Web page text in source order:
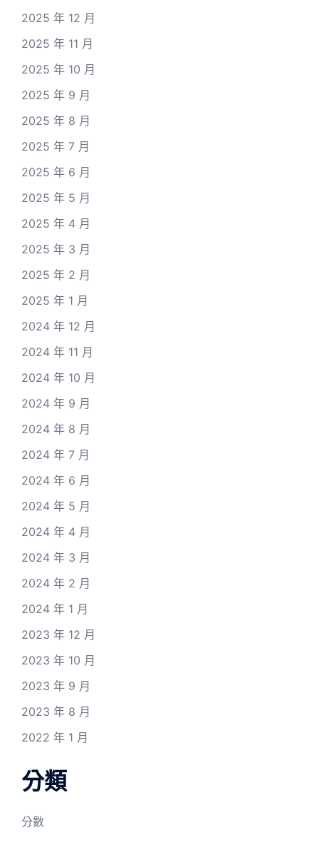
2025 年 12 月
2025 年 11 月
2025 年 10 月
2025 年 9 月
2025 年 8 月
2025 年 7 月
2025 年 6 月
2025 年 5 月
2025 年 4 月
2025 年 3 月
2025 年 2 月
2025 年 1 月
2024 年 12 月
2024 年 11 月
2024 年 10 月
2024 年 9 月
2024 年 8 月
2024 年 7 月
2024 年 6 月
2024 年 5 月
2024 年 4 月
2024 年 3 月
2024 年 2 月
2024 年 1 月
2023 年 12 月
2023 年 10 月
2023 年 9 月
2023 年 8 月
2022 年 1 月
分類
分數